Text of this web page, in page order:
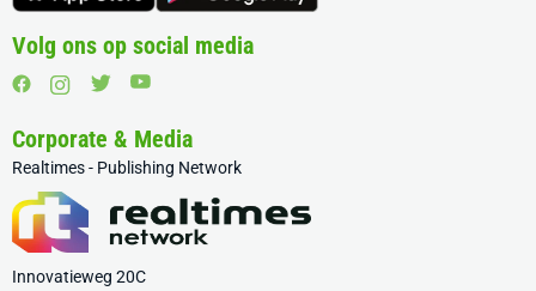
Volg ons op social media
Corporate & Media
Realtimes - Publishing Network
Innovatieweg 20C